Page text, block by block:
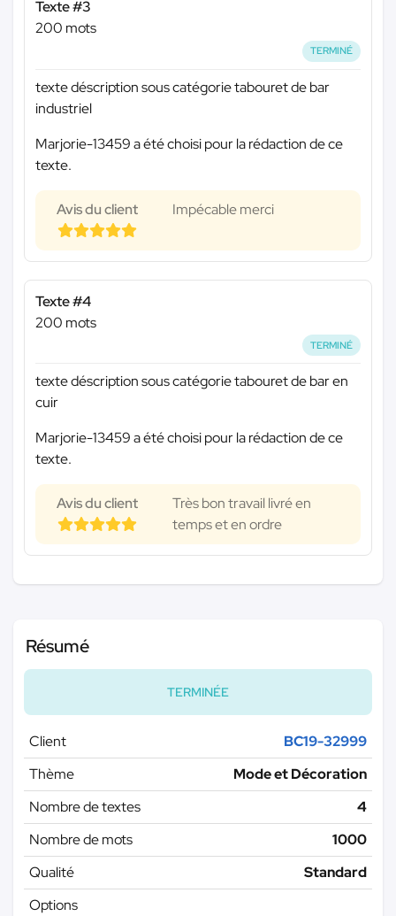
Texte #3
200 mots
TERMINÉ
texte déscription sous catégorie tabouret de bar
industriel
Marjorie-13459 a été choisi pour la rédaction de ce
texte.
Avis du client Impécable merci
Texte #4
200 mots
TERMINÉ
texte déscription sous catégorie tabouret de bar en
cuir
Marjorie-13459 a été choisi pour la rédaction de ce
texte.
Avis du client
Très bon travail livré en
temps et en ordre
Résumé
TERMINÉE
Client
BC19-32999
Thème
Mode et Décoration
Nombre de textes
4
Nombre de mots
1000
Qualité
Standard
Options